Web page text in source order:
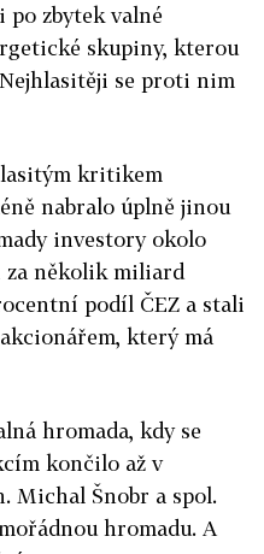
po zbytek valné
skupiny, kterou
se proti nim
kritikem
nabralo úplně jinou
investory okolo
za několik miliard
podíl ČEZ a stali
který má
hromada, kdy se
končilo až v
Michal Šnobr a spol.
hromadu. A